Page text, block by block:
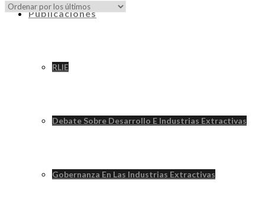
Publicaciones
RLIE
Debate Sobre Desarrollo E Industrias Extractivas
Gobernanza En Las Industrias Extractivas